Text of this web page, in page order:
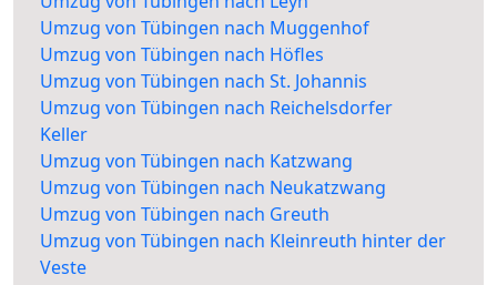
Umzug von Tübingen nach Muggenhof
Umzug von Tübingen nach Höfles
Umzug von Tübingen nach St. Johannis
Umzug von Tübingen nach Reichelsdorfer
Keller
Umzug von Tübingen nach Katzwang
Umzug von Tübingen nach Neukatzwang
Umzug von Tübingen nach Greuth
Umzug von Tübingen nach Kleinreuth hinter der
Veste